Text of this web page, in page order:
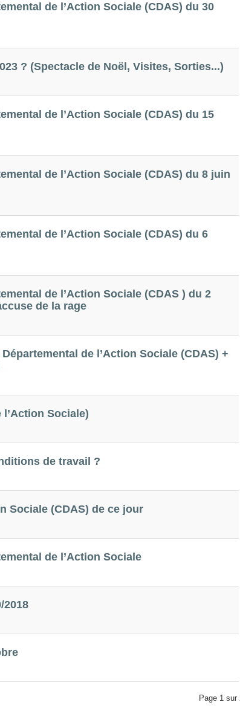
de l’Action Sociale (CDAS) du 30
? (Spectacle de Noël, Visites, Sorties...)
de l’Action Sociale (CDAS) du 15
de l’Action Sociale (CDAS) du 8 juin
de l’Action Sociale (CDAS) du 6
de l’Action Sociale (CDAS ) du 2
de la rage
de l’Action Sociale (CDAS) +
Sociale)
de travail ?
Sociale (CDAS) de ce jour
de l’Action Sociale
2018
Page 1 sur